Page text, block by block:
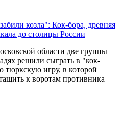
козла": Кок-бора, древняя
до столицы России
области две группы
решили сыграть в "кок-
игру, в которой
к воротам противника